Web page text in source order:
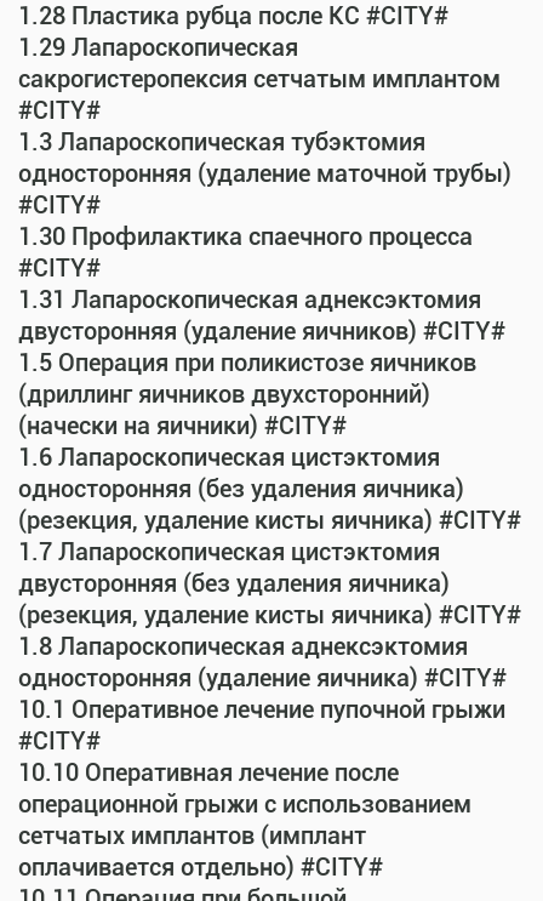
1.28 Пластика рубца после КС #CITY#
1.29 Лапароскопическая
сакрогистеропексия сетчатым имплантом
#CITY#
1.3 Лапароскопическая тубэктомия
односторонняя (удаление маточной трубы)
#CITY#
1.30 Профилактика спаечного процесса
#CITY#
1.31 Лапароскопическая аднексэктомия
двусторонняя (удаление яичников) #CITY#
1.5 Операция при поликистозе яичников
(дриллинг яичников двухсторонний)
(начески на яичники) #CITY#
1.6 Лапароскопическая цистэктомия
односторонняя (без удаления яичника)
(резекция, удаление кисты яичника) #CITY#
1.7 Лапароскопическая цистэктомия
двусторонняя (без удаления яичника)
(резекция, удаление кисты яичника) #CITY#
1.8 Лапароскопическая аднексэктомия
односторонняя (удаление яичника) #CITY#
10.1 Оперативное лечение пупочной грыжи
#CITY#
10.10 Оперативная лечение после
операционной грыжи с использованием
сетчатых имплантов (имплант
оплачивается отдельно) #CITY#